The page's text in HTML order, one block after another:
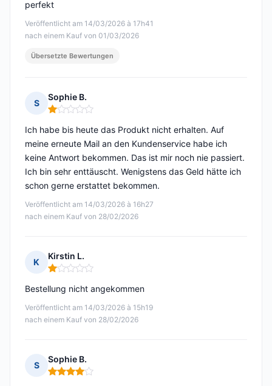
Veröffentlicht am 14/03/2026 à 17h41
nach einem Kauf von 01/03/2026
perfekt
Übersetzte Bewertungen
S
Sophie B.
Hinweis: 1 von 5
Veröffentlicht am 14/03/2026 à 16h27
nach einem Kauf von 28/02/2026
Ich habe bis heute das Produkt nicht erhalten. Auf
meine erneute Mail an den Kundenservice habe ich
keine Antwort bekommen. Das ist mir noch nie passiert.
Ich bin sehr enttäuscht. Wenigstens das Geld hätte ich
schon gerne erstattet bekommen.
K
Kirstin L.
Hinweis: 1 von 5
Veröffentlicht am 14/03/2026 à 15h19
nach einem Kauf von 28/02/2026
Bestellung nicht angekommen
S
Sophie B.
Hinweis: 4 von 5